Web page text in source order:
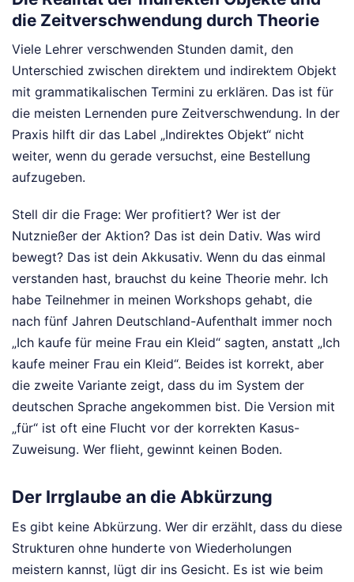
die Zeitverschwendung durch Theorie
Viele Lehrer verschwenden Stunden damit, den
Unterschied zwischen direktem und indirektem Objekt
mit grammatikalischen Termini zu erklären. Das ist für
die meisten Lernenden pure Zeitverschwendung. In der
Praxis hilft dir das Label „Indirektes Objekt“ nicht
weiter, wenn du gerade versuchst, eine Bestellung
aufzugeben.
Stell dir die Frage: Wer profitiert? Wer ist der
Nutznießer der Aktion? Das ist dein Dativ. Was wird
bewegt? Das ist dein Akkusativ. Wenn du das einmal
verstanden hast, brauchst du keine Theorie mehr. Ich
habe Teilnehmer in meinen Workshops gehabt, die
nach fünf Jahren Deutschland-Aufenthalt immer noch
„Ich kaufe für meine Frau ein Kleid“ sagten, anstatt „Ich
kaufe meiner Frau ein Kleid“. Beides ist korrekt, aber
die zweite Variante zeigt, dass du im System der
deutschen Sprache angekommen bist. Die Version mit
„für“ ist oft eine Flucht vor der korrekten Kasus-
Zuweisung. Wer flieht, gewinnt keinen Boden.
Der Irrglaube an die Abkürzung
Es gibt keine Abkürzung. Wer dir erzählt, dass du diese
Strukturen ohne hunderte von Wiederholungen
meistern kannst, lügt dir ins Gesicht. Es ist wie beim